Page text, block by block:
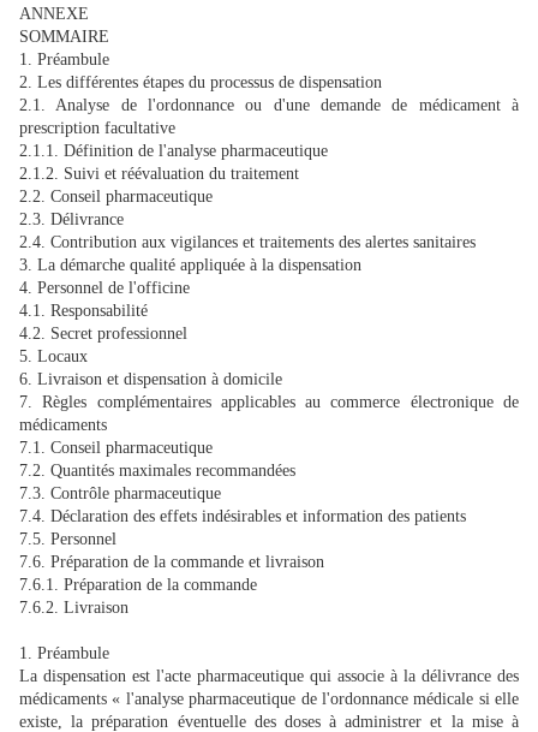
ANNEXE
SOMMAIRE
1. Préambule
2. Les différentes étapes du processus de dispensation
2.1. Analyse de l'ordonnance ou d'une demande de médicament à
prescription facultative
2.1.1. Définition de l'analyse pharmaceutique
2.1.2. Suivi et réévaluation du traitement
2.2. Conseil pharmaceutique
2.3. Délivrance
2.4. Contribution aux vigilances et traitements des alertes sanitaires
3. La démarche qualité appliquée à la dispensation
4. Personnel de l'officine
4.1. Responsabilité
4.2. Secret professionnel
5. Locaux
6. Livraison et dispensation à domicile
7. Règles complémentaires applicables au commerce électronique de
médicaments
7.1. Conseil pharmaceutique
7.2. Quantités maximales recommandées
7.3. Contrôle pharmaceutique
7.4. Déclaration des effets indésirables et information des patients
7.5. Personnel
7.6. Préparation de la commande et livraison
7.6.1. Préparation de la commande
7.6.2. Livraison
1. Préambule
La dispensation est l'acte pharmaceutique qui associe à la délivrance des
médicaments « l'analyse pharmaceutique de l'ordonnance médicale si elle
existe, la préparation éventuelle des doses à administrer et la mise à